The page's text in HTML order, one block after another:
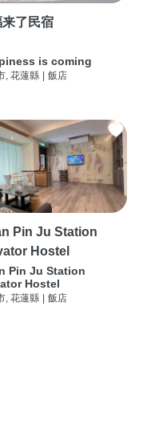
了民宿
is coming
, 花蓮縣 飯店
Pin Ju Station
Hostel
Pin Ju Station
Hostel
, 花蓮縣 飯店